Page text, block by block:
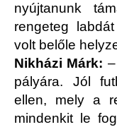
nyújtanunk
rengeteg
volt belőle
Nikházi Márk:
pályára. Jól
ellen, mely a
mindenkit le